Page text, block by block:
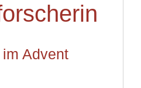
Advent